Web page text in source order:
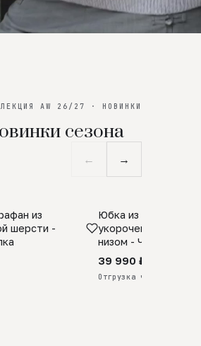
AW 26/27 · НОВИНКИ
сезона
← →
из
шерсти -
ПРЕДЗАКАЗ
Юбка из
укороченная с
низом - Черный
39 990 ₽
Отгрузка через 25 дней